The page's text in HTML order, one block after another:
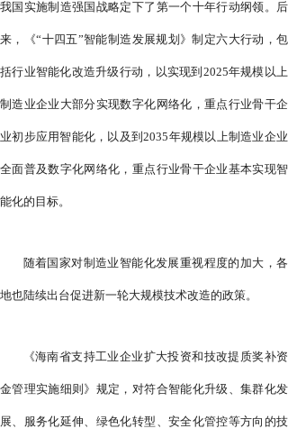
我国实施制造强国战略定下了第一个十年行动纲领。后
来，《“十四五”智能制造发展规划》制定六大行动，包
括行业智能化改造升级行动，以实现到2025年规模以上
制造业企业大部分实现数字化网络化，重点行业骨干企
业初步应用智能化，以及到2035年规模以上制造业企业
全面普及数字化网络化，重点行业骨干企业基本实现智
能化的目标。
随着国家对制造业智能化发展重视程度的加大，各
地也陆续出台促进新一轮大规模技术改造的政策。
《海南省支持工业企业扩大投资和技改提质奖补资
金管理实施细则》规定，对符合智能化升级、集群化发
展、服务化延伸、绿色化转型、安全化管控等方向的技